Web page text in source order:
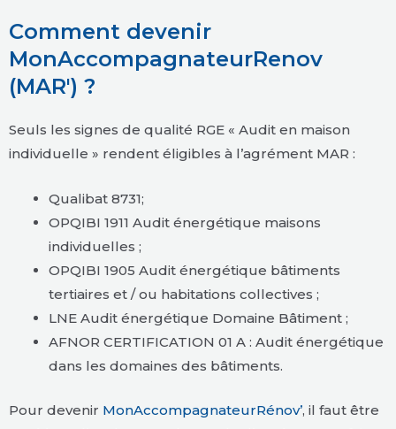
Comment devenir
MonAccompagnateurRenov
(MAR') ?
Seuls les signes de qualité RGE « Audit en maison
individuelle » rendent éligibles à l’agrément MAR :
Qualibat 8731;
OPQIBI 1911 Audit énergétique maisons
individuelles ;
OPQIBI 1905 Audit énergétique bâtiments
tertiaires et / ou habitations collectives ;
LNE Audit énergétique Domaine Bâtiment ;
AFNOR CERTIFICATION 01 A : Audit énergétique
dans les domaines des bâtiments.
Pour devenir MonAccompagnateurRénov’, il faut être